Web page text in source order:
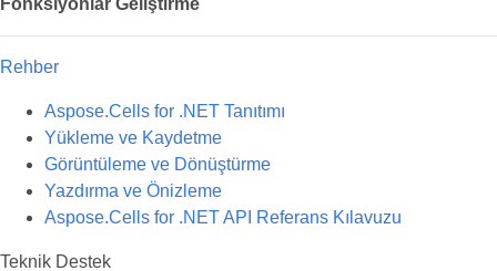
Fonksiyonlar Geliştirme
Rehber
Aspose.Cells for .NET Tanıtımı
Yükleme ve Kaydetme
Görüntüleme ve Dönüştürme
Yazdırma ve Önizleme
Aspose.Cells for .NET API Referans Kılavuzu
Teknik Destek